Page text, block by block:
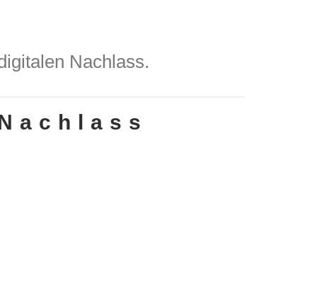
Nachlass.